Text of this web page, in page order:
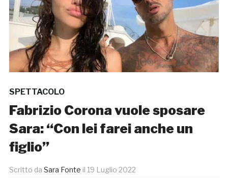
SPETTACOLO
Fabrizio Corona vuole sposare
Sara: “Con lei farei anche un
figlio”
Scritto da Sara Fonte il 19 Luglio 2022